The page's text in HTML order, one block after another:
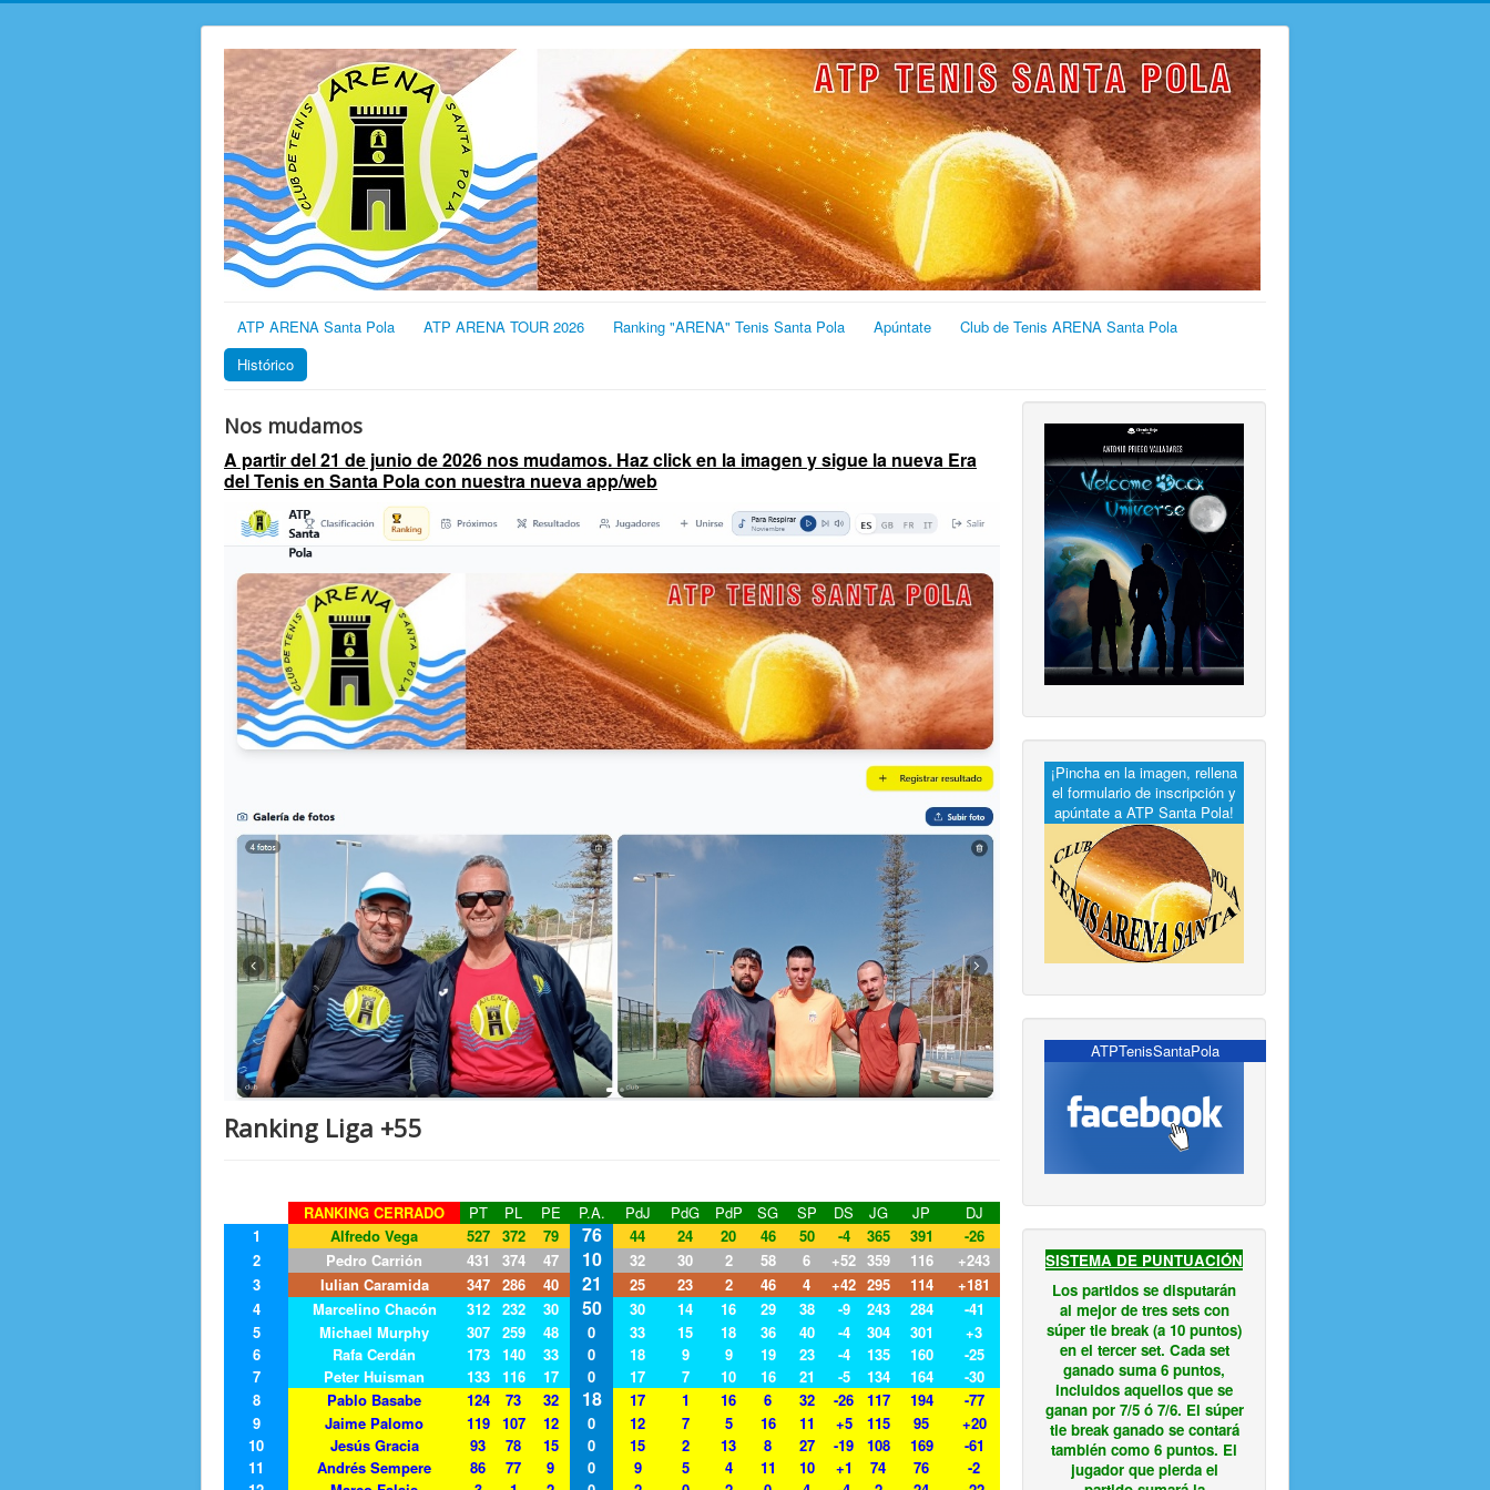
ATP ARENA Santa Pola ATP ARENA TOUR 2026 Ranking "ARENA" Tenis Santa Pola Apúntate
Club de Tenis ARENA Santa Pola
Histórico
Nos mudamos
A partir del 21 de junio de 2026 nos mudamos. Haz click en la imagen y sigue la nueva Era
del Tenis en Santa Pola con nuestra nueva app/web
Ranking Liga +55
RANKING CERRADO PT PL PE P.A. PdJ PdG PdP SG SP DS JG JP
DJ
1
Alfredo Vega 527 372 79 76 44 24 20 46 50 -4 365 391
-26
2
Pedro Carrión 431 374 47 10 32 30 2 58 6 +52 359 116
+243
3
Iulian Caramida 347 286 40 21 25 23 2 46 4 +42 295 114
+181
4
Marcelino Chacón 312 232 30 50 30 14 16 29 38 -9 243 284
-41
5
Michael Murphy 307 259 48 0 33 15 18 36 40 -4 304 301
+3
6
Rafa Cerdán 173 140 33 0 18 9 9 19 23 -4 135 160
-25
7
Peter Huisman 133 116 17 0 17 7 10 16 21 -5 134 164
-30
8
Pablo Basabe 124 73 32 18 17 1 16 6 32 -26 117 194
-77
9
Jaime Palomo 119 107 12 0 12 7 5 16 11 +5 115 95
+20
10
Jesús Gracia 93 78 15 0 15 2 13 8 27 -19 108 169
-61
11
Andrés Sempere 86 77 9 0 9 5 4 11 10 +1 74 76
-2
¡Pincha en la imagen, rellena
el formulario de inscripción y
apúntate a ATP Santa Pola!
ATPTenisSantaPola
SISTEMA DE PUNTUACIÓN
Los partidos se disputarán
al mejor de tres sets con
súper tie break (a 10 puntos)
en el tercer set. Cada set
ganado suma 6 puntos,
incluidos aquellos que se
ganan por 7/5 ó 7/6. El súper
tie break ganado se contará
también como 6 puntos. El
jugador que pierda el